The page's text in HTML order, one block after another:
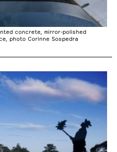
concrete, mirror-polished
photo Corinne Sospedra